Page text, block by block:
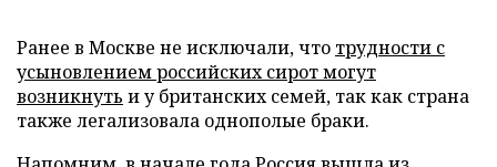
Ранее в Москве не исключали, что трудности с
усыновлением российских сирот могут
возникнуть и у британских семей, так как страна
также легализовала однополые браки.